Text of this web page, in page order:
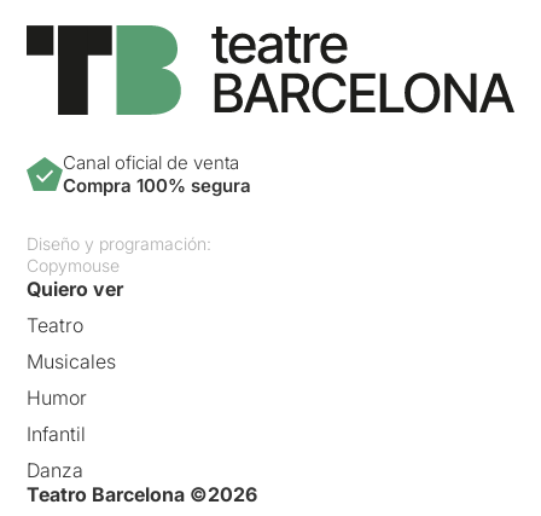
Canal oficial de venta
Compra 100% segura
Diseño y programación:
Copymouse
Quiero ver
Teatro
Musicales
Humor
Infantil
Danza
Teatro Barcelona ©2026